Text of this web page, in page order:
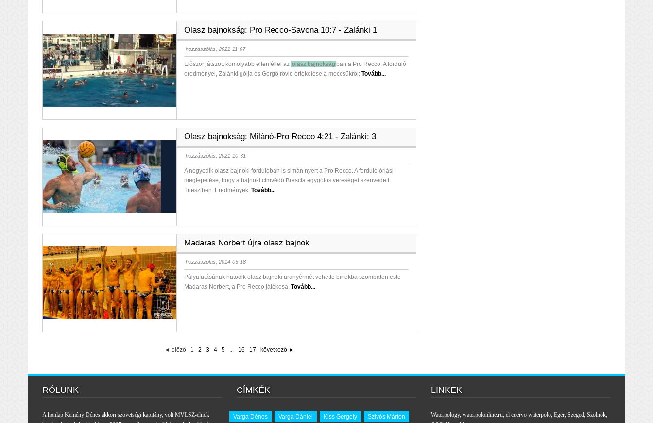
Olasz bajnokság: Pro Recco-Savona 10:7 - Zalánki 1
hozzászólás, 2021-11-07
Először játszott komolyabb ellenféllel az olasz bajnokság ban a Pro Recco. A forduló
eredményei, Zalánki gólja és Gergő rövid értékelése a meccsükről:Tovább...
Olasz bajnokság: Milánó-Pro Recco 4:21 - Zalánki: 3
hozzászólás, 2021-10-31
A negyedik olasz bajnoki fordulóban is simán nyert a Pro Recco. A forduló óriási
meglepetése, hogy a bajnoki címvédő Brescia egygólos vereséget szenvedett
Triesztben. Eredmények:Tovább...
Madaras Norbert újra olasz bajnok
hozzászólás, 2014-05-18
Pályafutásának hatodik olasz bajnoki aranyérmét vehette birtokba szombaton este
Madaras Norbert, a Pro Recco játékosa.Tovább...
◄ előző 1 2 3 4 5 ... 16 17 következő ►
RÓLUNK
A honlap Kemény Dénes akkori szövetségi kapitány, volt MVLSZ-elnök
CÍMKÉK
Varga Dénes Varga Dániel Kiss Gergely Szivós Márton
LINKEK
Waterpology, waterpolonline.ru, el cuervo waterpolo, Eger, Szeged, Szolnok,